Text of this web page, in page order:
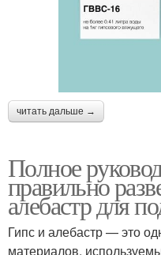
читать дальше →
Полное
правильно
алебастр для
Гипс и алебастр — это
материалов,